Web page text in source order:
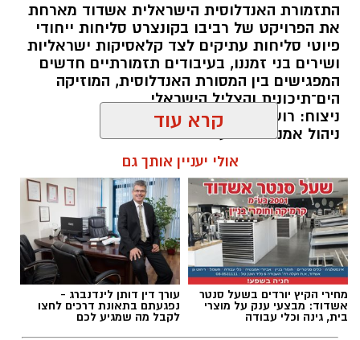
התזמורת האנדלוסית הישראלית אשדוד מארחת
את הפרויקט של רביבו בקונצרט סליחות ייחודי
פיוטי סליחות עתיקים לצד קלאסיקות ישראליות
ושירים בני זמננו, בעיבודים תזמורתיים חדשים
המפגישים בין המסורת האנדלוסית, המוזיקה
הים־תיכונית והצליל הישראלי
ניצוח: רועי אזולאי
ניהול אמנותי: אלעד לוי
להאזנה לתוכן:
אלדה נתנאל / 10:20 09.08.26
קרא עוד
אולי יעניין אותך גם
מחירי הקיץ יורדים בשעל סנטר
אשדוד: מבצעי ענק על מוצרי
בית, גינה וכלי עבודה
עורך דין דותן לינדנברג -
נפגעתם בתאונת דרכים לחצו
לקבל מה שמגיע לכם